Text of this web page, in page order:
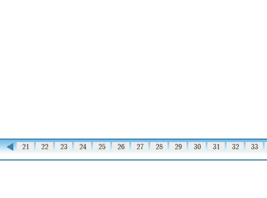
◀
20 21 22 23 24 25 26 27 28 29 30 31 32 33